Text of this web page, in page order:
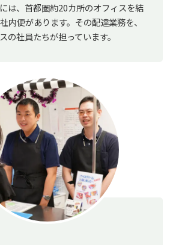
は、首都圏約20カ所のオフィスを結
内便があります。その配達業務を、
の社員たちが担っています。